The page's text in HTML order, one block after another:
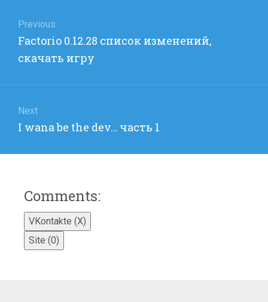
по
записям
Previous
Previous
post:
Factorio 0.12.28 список изменений,
скачать игру
Next
Next
I wana be the dev… часть 1
Comments:
VKontakte (X)
Site (0)